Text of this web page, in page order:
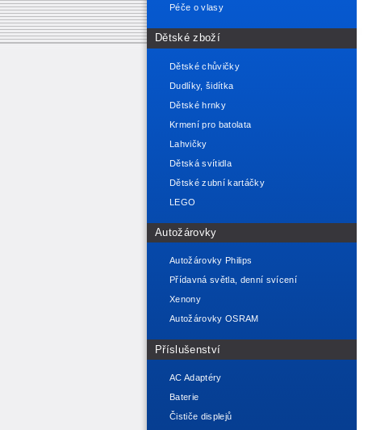
Péče o vlasy
Dětské zboží
Dětské chůvičky
Dudlíky, šidítka
Dětské hrnky
Krmení pro batolata
Lahvičky
Dětská svítidla
Dětské zubní kartáčky
LEGO
Autožárovky
Autožárovky Philips
Přídavná světla, denní svícení
Xenony
Autožárovky OSRAM
Příslušenství
AC Adaptéry
Baterie
Čističe displejů